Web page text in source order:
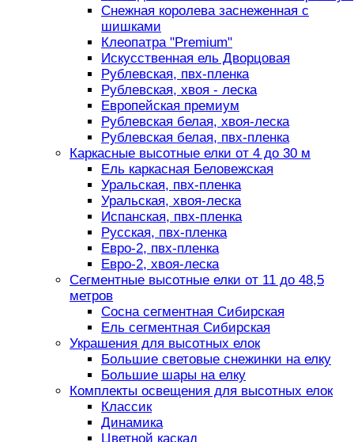
Снежная королева заснеженная с
шишками
Клеопатра "Premium"
Искусственная ель Дворцовая
Рублевская, пвх-пленка
Рублевская, хвоя - леска
Европейская премиум
Рублевская белая, хвоя-леска
Рублевская белая, пвх-пленка
Каркасные высотные елки от 4 до 30 м
Ель каркасная Беловежская
Уральская, пвх-пленка
Уральская, хвоя-леска
Испанская, пвх-пленка
Русская, пвх-пленка
Евро-2, пвх-пленка
Евро-2, хвоя-леска
Сегментные высотные елки от 11 до 48,5
метров
Сосна сегментная Сибирская
Ель сегментная Сибирская
Украшения для высотных елок
Большие световые снежинки на елку
Большие шары на елку
Комплекты освещения для высотных елок
Классик
Динамика
Цветной каскад